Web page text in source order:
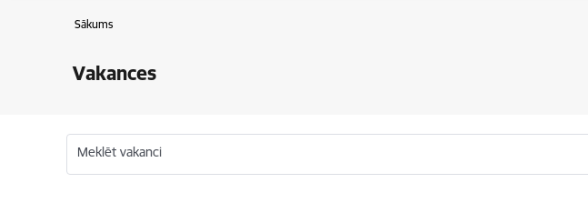
Sākums
Vakances
Meklēt vakanci